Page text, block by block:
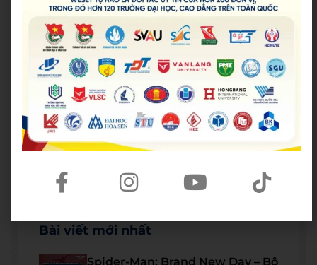
Bài viết mới nhất
Spider-Man: Brand New Day – Bộ